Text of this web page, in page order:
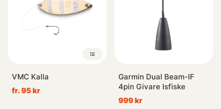
VMC Kalla
fr. 95 kr
Garmin Dual Beam-IF
4pin Givare Isfiske
999 kr